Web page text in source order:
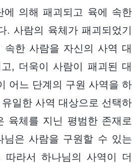
에 의해 패괴되고 육에 속한
. 사람의 육체가 패괴되었기
속한 사람을 자신의 사역 대
, 더욱이 사람이 패괴된 대
어느 단계의 구원 사역을 하
일한 사역 대상으로 선택하
육체를 지닌 평범한 존재로
님은 사람을 구원할 수 있는
따라서 하나님의 사역이 더